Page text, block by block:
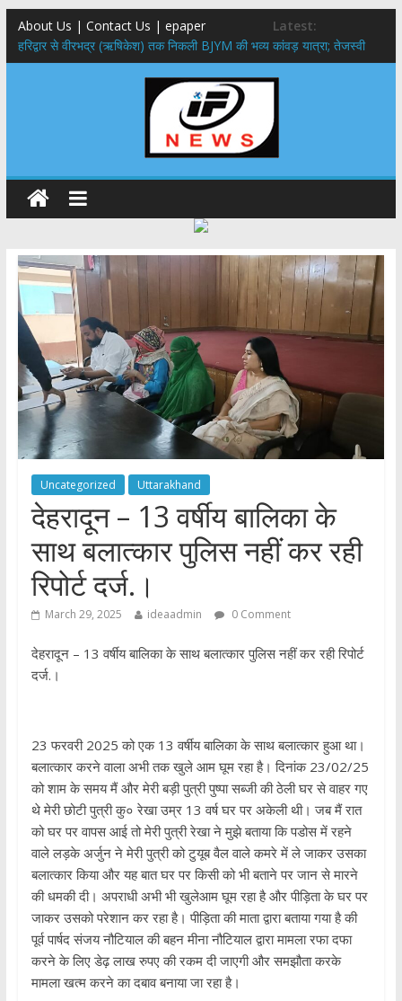
About Us | Contact Us | epaper
Latest:
​हरिद्वार से वीरभद्र (ऋषिकेश) तक निकली BJYM की भव्य कांवड़ यात्रा; तेजस्वी
सूर्या ने की देश व प्रदेशवासियों के कल्याण की कामना
नंदा की चौकी पुल हादसा: PWD के EE, AE और JE निलंबित, सीएम धामी के निर्देश
मुख्यमंत्री ने 9 लाख 87 हजार17 पेंशन लाभार्थियों को कुल 146 करोड़ 32 लाख
राष्ट्रीय हथकरघा दिवस पर मुख्यमंत्री धामी ने उत्कृष्ट बुनकरों और हस्तशिल्प
कारीगरों को किया सम्मानित
​धामी कैबिनेट का बड़ा फैसला: पशुपालकों को 60% तक सब्सिडी, गंगा एक्सप्रेसवे का
हरिद्वार तक होगा विस्तार
Uncategorized Uttarakhand
देहरादून – 13 वर्षीय बालिका के
साथ बलात्कार पुलिस नहीं कर रही
रिपोर्ट दर्ज.।
March 29, 2025 ideaadmin 0 Comment
देहरादून – 13 वर्षीय बालिका के साथ बलात्कार पुलिस नहीं कर रही रिपोर्ट
दर्ज.।
23 फरवरी 2025 को एक 13 वर्षीय बालिका के साथ बलात्कार हुआ था।
बलात्कार करने वाला अभी तक खुले आम घूम रहा है। दिनांक 23/02/25
को शाम के समय मैं और मेरी बड़ी पुत्री पुष्पा सब्जी की ठेली घर से वाहर गए
थे मेरी छोटी पुत्री कु० रेखा उम्र 13 वर्ष घर पर अकेली थी। जब मैं रात
को घर पर वापस आई तो मेरी पुत्री रेखा ने मुझे बताया कि पडोस में रहने
वाले लड़के अर्जुन ने मेरी पुत्री को टुयूब वैल वाले कमरे में ले जाकर उसका
बलात्कार किया और यह बात घर पर किसी को भी बताने पर जान से मारने
की धमकी दी। अपराधी अभी भी खुलेआम घूम रहा है और पीड़िता के घर पर
जाकर उसको परेशान कर रहा है। पीड़िता की माता द्वारा बताया गया है की
पूर्व पार्षद संजय नौटियाल की बहन मीना नौटियाल द्वारा मामला रफा दफा
करने के लिए डेढ़ लाख रुपए की रकम दी जाएगी और समझौता करके
मामला खत्म करने का दबाव बनाया जा रहा है।